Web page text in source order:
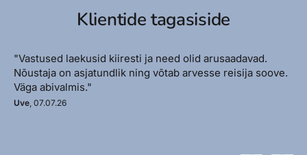
Klientide tagasiside
"Vastused laekusid kiiresti ja need olid arusaadavad.
Nõustaja on asjatundlik ning võtab arvesse reisija soove.
Väga abivalmis."
Uve , 07.07.26